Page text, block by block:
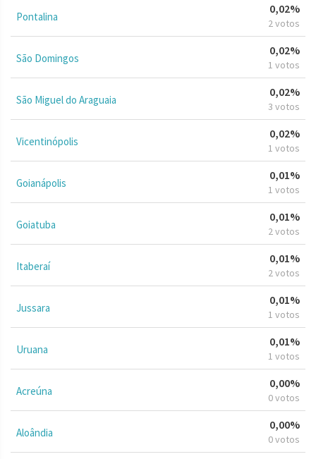
Pontalina
0,02%
2 votos
São Domingos
0,02%
1 votos
São Miguel do Araguaia
0,02%
3 votos
Vicentinópolis
0,02%
1 votos
Goianápolis
0,01%
1 votos
Goiatuba
0,01%
2 votos
Itaberaí
0,01%
2 votos
Jussara
0,01%
1 votos
Uruana
0,01%
1 votos
Acreúna
0,00%
0 votos
Aloândia
0,00%
0 votos